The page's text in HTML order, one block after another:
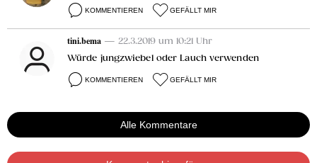
KOMMENTIEREN GEFÄLLT MIR
tini.bema — 22.3.2019 um 10:21 Uhr
Würde jungzwiebel oder Lauch verwenden
KOMMENTIEREN GEFÄLLT MIR
Alle Kommentare